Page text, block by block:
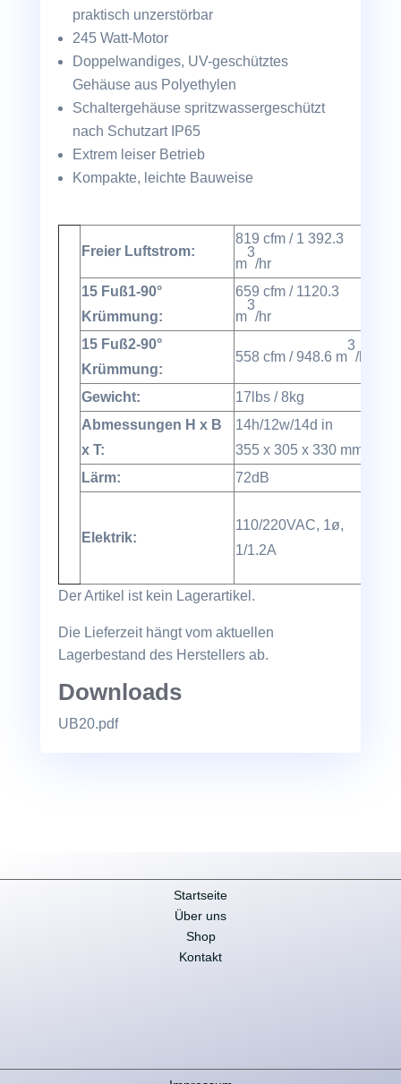
praktisch unzerstörbar
245 Watt-Motor
Doppelwandiges, UV-geschütztes
Gehäuse aus Polyethylen
Schaltergehäuse spritzwassergeschützt
nach Schutzart IP65
Extrem leiser Betrieb
Kompakte, leichte Bauweise
Freier Luftstrom:
819 cfm / 1 392.3
m
3
/hr
15 Fuß1-90°
Krümmung:
659 cfm / 1120.3
m
3
/hr
15 Fuß2-90°
Krümmung:
558 cfm / 948.6 m
3
/hr
Gewicht:
17lbs / 8kg
Abmessungen H x B
x T:
14h/12w/14d in
355 x 305 x 330 mm
Lärm:
72dB
Elektrik:
110/220VAC, 1ø,
1/1.2A
Der Artikel ist kein Lagerartikel.
Die Lieferzeit hängt vom aktuellen
Lagerbestand des Herstellers ab.
Downloads
UB20.pdf
Startseite
Über uns
Shop
Kontakt